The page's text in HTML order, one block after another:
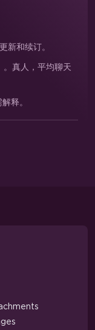
新和续订。
真人，平均聊天
释。